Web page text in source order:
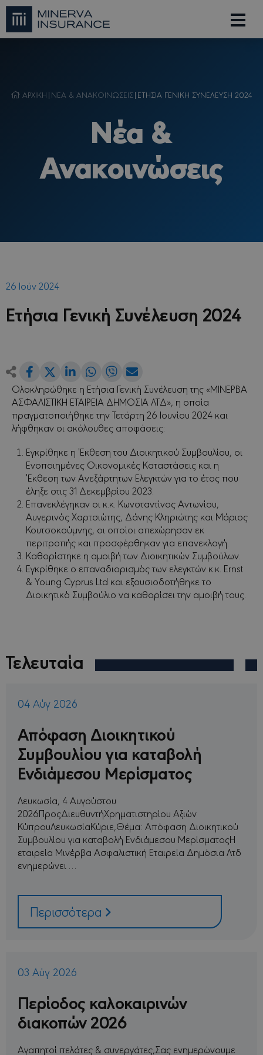
ΑΡΧΙΚΗ | NΕΑ & ΑΝΑΚΟΙΝΩΣΕΙΣ| ΕΤΗΣΙΑ ΓΕΝΙΚΗ ΣΥΝΕΛΕΥΣΗ 2024
Nέα &
Ανακοινώσεις
26 Ιούν 2024
Ετήσια Γενική Συνέλευση 2024
Share
on
Facebook
Share
on
Twitter
Share
LinkedIn
Share
on
WhatsApp
Share
on
Viber
Share
via
Email
Ολοκληρώθηκε η Ετήσια Γενική Συνέλευση της «ΜΙΝΕΡΒΑ
ΑΣΦΑΛΙΣΤΙΚΗ ΕΤΑΙΡΕΙΑ ΔΗΜΟΣΙΑ ΛΤΔ», η οποία
πραγματοποιήθηκε την Τετάρτη 26 Ιουνίου 2024 και
λήφθηκαν οι ακόλουθες αποφάσεις:
Εγκρίθηκε η Έκθεση του Διοικητικού Συμβουλίου, οι
Ενοποιημένες Οικονομικές Καταστάσεις και η
Έκθεση των Ανεξάρτητων Ελεγκτών για το έτος που
έληξε στις 31 Δεκεμβρίου 2023.
Επανεκλέγηκαν οι κ.κ. Κωνσταντίνος Αντωνίου,
Αυγερινός Χαρτσιώτης, Δάνης Κληριώτης και Μάριος
Κουτσοκούμνης, οι οποίοι απεχώρησαν εκ
περιτροπής και προσφέρθηκαν για επανεκλογή.
Καθορίστηκε η αμοιβή των Διοικητικών Συμβούλων.
Εγκρίθηκε ο επαναδιορισμός των ελεγκτών κ.κ. Ernst
& Young Cyprus Ltd και εξουσιοδοτήθηκε το
Διοικητικό Συμβούλιο να καθορίσει την αμοιβή τους.
Τελευταία
04 Αύγ 2026
Απόφαση Διοικητικού
Συμβουλίου για καταβολή
Ενδιάμεσου Μερίσματος
Λευκωσία, 4 Αυγούστου
2026ΠροςΔιευθυντήΧρηματιστηρίου Αξιών
ΚύπρουΛευκωσίαΚύριε,Θέμα: Απόφαση Διοικητικού
Συμβουλίου για καταβολή Ενδιάμεσου ΜερίσματοςΗ
εταιρεία Μινέρβα Ασφαλιστική Εταιρεία Δημόσια Λτδ
ενημερώνει …
Περισσότερα
03 Αύγ 2026
Περίοδος καλοκαιρινών
διακοπών 2026
Αγαπητοί πελάτες & συνεργάτες,Σας ενημερώνουμε